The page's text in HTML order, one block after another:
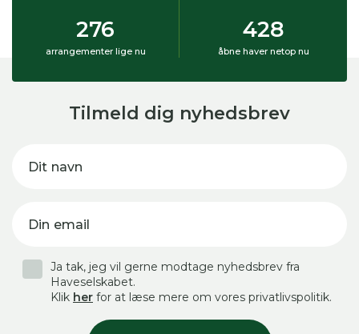
276
arrangementer lige nu
428
åbne haver netop nu
Tilmeld dig nyhedsbrev
Dit navn
Din email
Ja tak, jeg vil gerne modtage nyhedsbrev fra
Haveselskabet.
Klik her for at læse mere om vores privatlivspolitik.